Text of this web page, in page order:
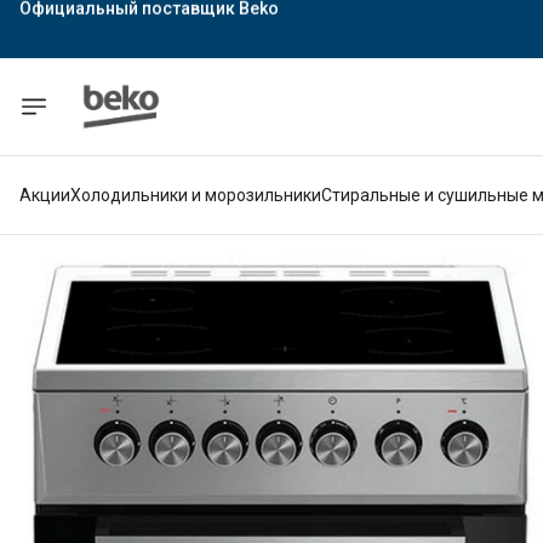
Официальный поставщик Hotpoint
АкцииХолодильники и морозильникиСтиральные и сушильные